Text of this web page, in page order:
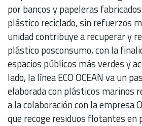
por bancos y papeleras
plástico reciclado, sin refuerzos
unidad contribuye a recuperar y
plástico posconsumo, con la
espacios públicos más verdes y
lado, la línea ECO OCEAN va un
elaborada con plásticos marinos
a la colaboración con la empresa
que recoge residuos flotantes en